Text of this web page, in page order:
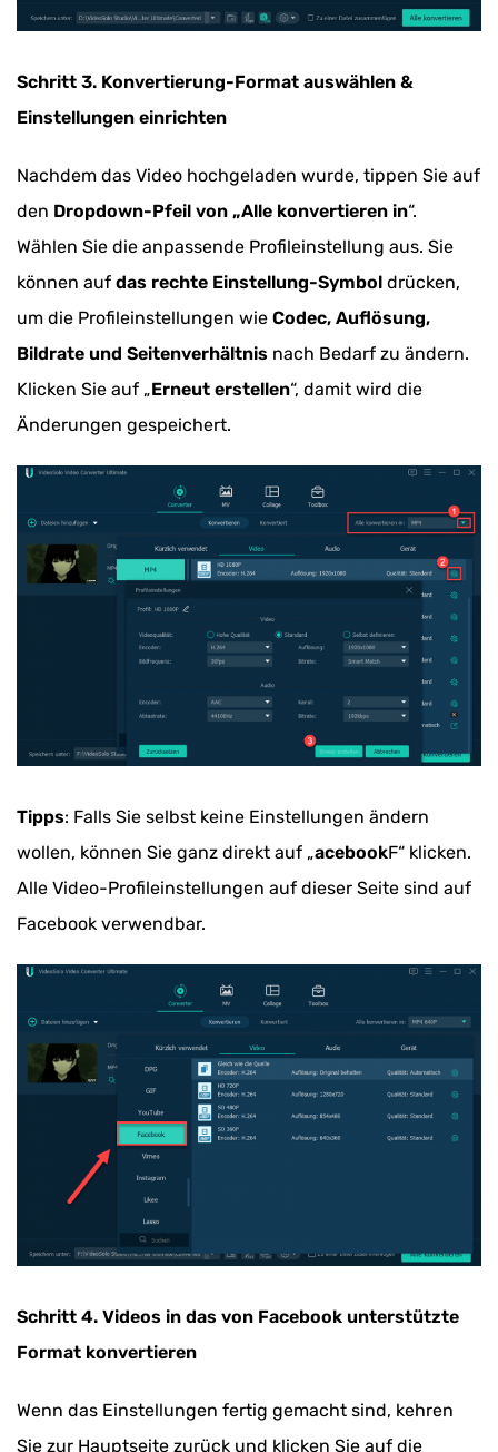
Schritt 3. Konvertierung-Format auswählen &
Einstellungen einrichten
Nachdem das Video hochgeladen wurde, tippen Sie auf
den Dropdown-Pfeil von „Alle konvertieren in“.
Wählen Sie die anpassende Profileinstellung aus. Sie
können auf das rechte Einstellung-Symbol drücken,
um die Profileinstellungen wie Codec, Auflösung,
Bildrate und Seitenverhältnis nach Bedarf zu ändern.
Klicken Sie auf „Erneut erstellen“, damit wird die
Änderungen gespeichert.
Tipps: Falls Sie selbst keine Einstellungen ändern
wollen, können Sie ganz direkt auf „acebookF“ klicken.
Alle Video-Profileinstellungen auf dieser Seite sind auf
Facebook verwendbar.
Schritt 4. Videos in das von Facebook unterstützte
Format konvertieren
Wenn das Einstellungen fertig gemacht sind, kehren
Sie zur Hauptseite zurück und klicken Sie auf die